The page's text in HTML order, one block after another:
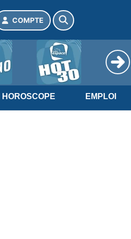
COMPTE
HOROSCOPE EMPLOI